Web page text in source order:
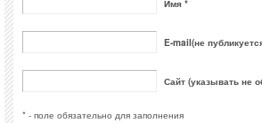
Имя *
E-mail(не
Сайт (указывать не
* - поле обязательно для заполнения